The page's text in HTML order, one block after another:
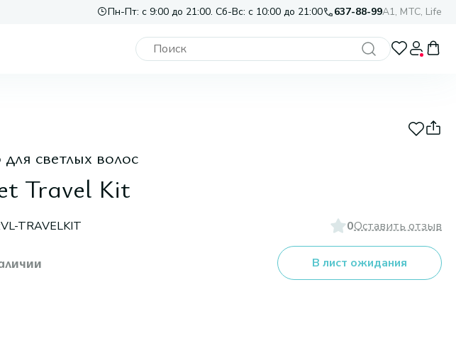
Пн-Пт: с 9:00 до 21:00. Сб-Вс: с 10:00 до 21:00 637-88-99A1, МТС, Life
светлых волос
Travel Kit
VL-TRAVELKIT 0Оставить отзыв
В лист ожидания